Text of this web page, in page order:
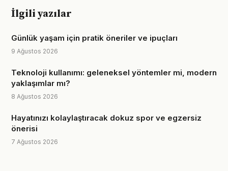
İlgili yazılar
Günlük yaşam için pratik öneriler ve ipuçları
9 Ağustos 2026
Teknoloji kullanımı: geleneksel yöntemler mi, modern
yaklaşımlar mı?
8 Ağustos 2026
Hayatınızı kolaylaştıracak dokuz spor ve egzersiz
önerisi
7 Ağustos 2026